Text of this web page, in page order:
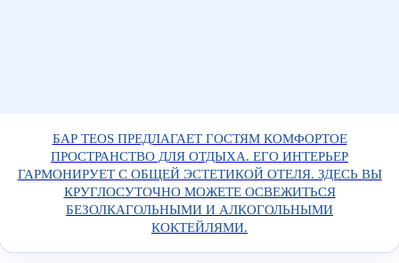
БАР TEOS ПРЕДЛАГАЕТ ГОСТЯМ КОМФОРТОЕ
ПРОСТРАНСТВО ДЛЯ ОТДЫХА. ЕГО ИНТЕРЬЕР
ГАРМОНИРУЕТ С ОБЩЕЙ ЭСТЕТИКОЙ ОТЕЛЯ. ЗДЕСЬ ВЫ
КРУГЛОСУТОЧНО МОЖЕТЕ ОСВЕЖИТЬСЯ
БЕЗОЛКАГОЛЬНЫМИ И АЛКОГОЛЬНЫМИ
КОКТЕЙЛЯМИ.